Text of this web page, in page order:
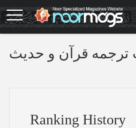
Skip
to
main
ترجمه قرآن و حدیث
Ranking History